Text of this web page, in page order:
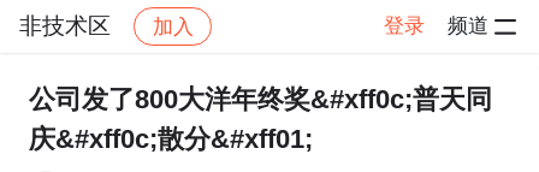
非技术区 加入 登录 频道
社区 非技术区 帖子详情
公司发了800大洋年终奖&#xff0c;普天同
庆&#xff0c;散分&#xff01;